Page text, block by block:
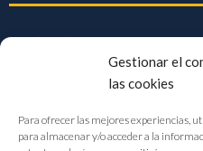
Gestionar el
las cookies
Para ofrecer las mejores experiencias,
para almacenar y/o acceder a la